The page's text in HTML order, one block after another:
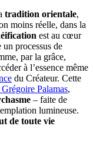
tradition orientale,
moins réelle, dans la
est au cœur
processus de
par la grâce,
à l’essence même
du Créateur. Cette
Palamas,
– faite de
lumineuse.
de toute vie